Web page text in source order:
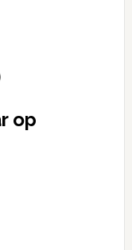
op